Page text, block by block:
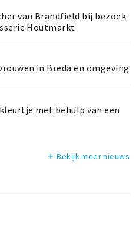
van Brandfield bij bezoek
Houtmarkt
in Breda en omgeving
met behulp van een
add Bekijk meer nieuws